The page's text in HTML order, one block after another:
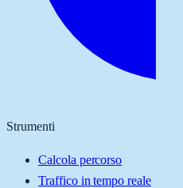
Strumenti
Calcola percorso
Traffico in tempo reale